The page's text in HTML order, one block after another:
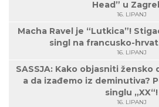
Head” u
16. LIPANJ
Macha Ravel je “Lutkica”!
singl na francusko-
16. LIPANJ
SASSJA: Kako objasniti
a da izađemo iz deminutiva?
singlu „XX“!
16. LIPANJ